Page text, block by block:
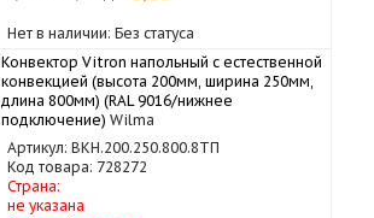
Нет в наличии: Без статуса
Конвектор Vitron напольный с естественной
конвекцией (высота 200мм, ширина 250мм,
длина 800мм) (RAL 9016/нижнее
подключение) Wilma
Артикул: ВКН.200.250.800.8ТП
Код товара: 728272
Страна:
не указана